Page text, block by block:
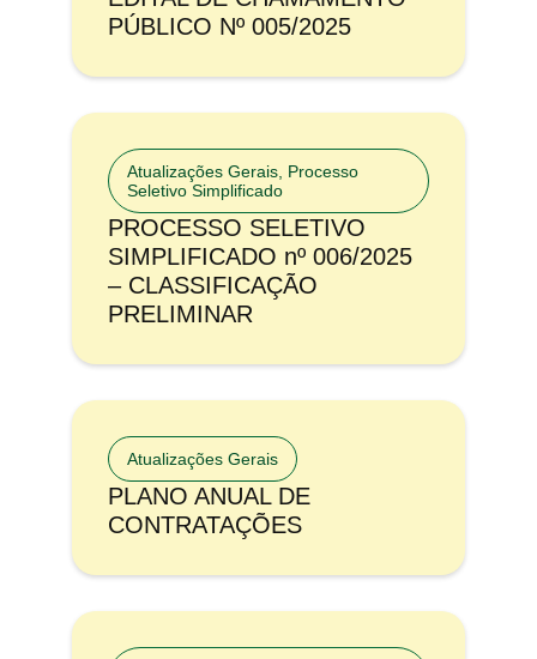
PÚBLICO Nº 005/2025
Atualizações Gerais Processo
Seletivo Simplificado
PROCESSO SELETIVO
SIMPLIFICADO nº 006/2025
– CLASSIFICAÇÃO
PRELIMINAR
Atualizações Gerais
PLANO ANUAL DE
CONTRATAÇÕES